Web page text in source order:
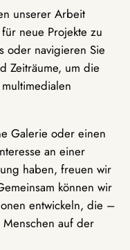
unserer Arbeit
neue Projekte zu
oder navigieren Sie
Zeiträume, um die
Galerie oder einen
an einer
haben, freuen wir
können wir
entwickeln, die –
auf der